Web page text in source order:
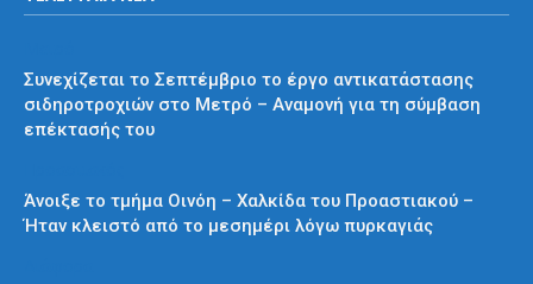
Συνεχίζεται το Σεπτέμβριο το έργο αντικατάστασης
σιδηροτροχιών στο Μετρό – Αναμονή για τη σύμβαση
επέκτασής του
Άνοιξε το τμήμα Οινόη – Χαλκίδα του Προαστιακού –
Ήταν κλειστό από το μεσημέρι λόγω πυρκαγιάς